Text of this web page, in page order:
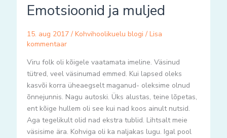
Emotsioonid ja muljed
15. aug 2017 / Kohvihoolikuelu blogi / Lisa
kommentaar
Viru folk oli kõigele vaatamata imeline. Väsinud
tütred, veel väsinumad emmed. Kui lapsed oleks
kasvõi korra üheaegselt maganud- oleksime olnud
õnnejunnis. Nagu autoski. Üks alustas, teine lõpetas,
ent kõige hullem oli see kui nad koos ainult nutsid.
Aga tegelikult olid nad ekstra tublid. Lihtsalt meie
väsisime ära. Kohviga oli ka naljakas lugu. Igal pool